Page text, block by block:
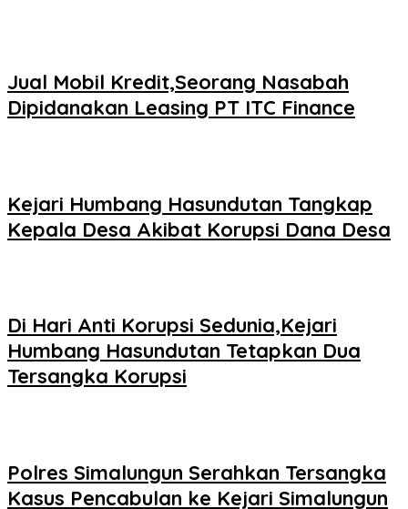
Jual Mobil Kredit,Seorang Nasabah
Dipidanakan Leasing PT ITC Finance
Kejari Humbang Hasundutan Tangkap
Kepala Desa Akibat Korupsi Dana Desa
Di Hari Anti Korupsi Sedunia,Kejari
Humbang Hasundutan Tetapkan Dua
Tersangka Korupsi
Polres Simalungun Serahkan Tersangka
Kasus Pencabulan ke Kejari Simalungun